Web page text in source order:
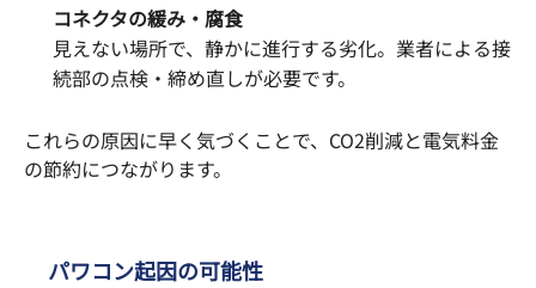
コネクタの緩み・腐食
見えない場所で、静かに進行する劣化。業者による接
続部の点検・締め直しが必要です。
これらの原因に早く気づくことで、CO2削減と電気料金
の節約につながります。
パワコン起因の可能性